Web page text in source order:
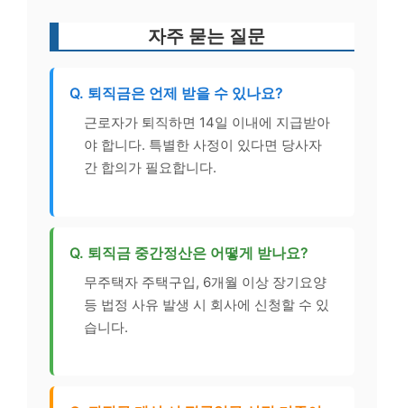
자주 묻는 질문
Q. 퇴직금은 언제 받을 수 있나요?
근로자가 퇴직하면 14일 이내에 지급받아
야 합니다. 특별한 사정이 있다면 당사자
간 합의가 필요합니다.
Q. 퇴직금 중간정산은 어떻게 받나요?
무주택자 주택구입, 6개월 이상 장기요양
등 법정 사유 발생 시 회사에 신청할 수 있
습니다.